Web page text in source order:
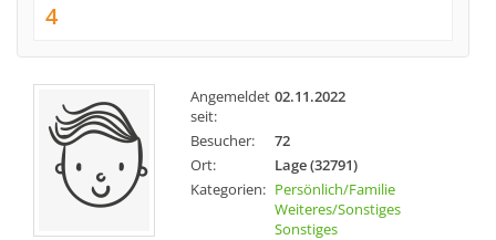
4
Angemeldet
seit:
02.11.2022
Besucher:
72
Ort:
Lage (32791)
Kategorien: Persönlich/Familie
Weiteres/Sonstiges
Sonstiges